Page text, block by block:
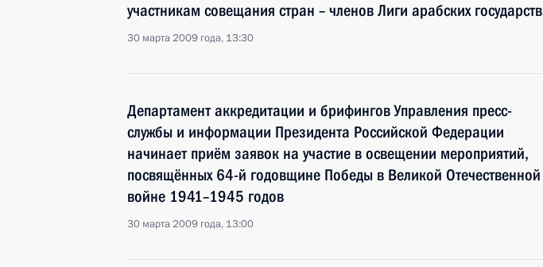
участникам совещания стран – членов Лиги арабских государств
30 марта 2009 года, 13:30
Департамент аккредитации и брифингов Управления пресс-
службы и информации Президента Российской Федерации
начинает приём заявок на участие в освещении мероприятий,
посвящённых 64-й годовщине Победы в Великой Отечественной
войне 1941–1945 годов
30 марта 2009 года, 13:00